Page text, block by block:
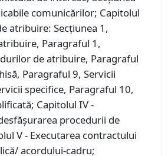
comunicărilor; Capitolul
atribuire: Secțiunea 1,
Paragraful 1,
de atribuire, Paragraful
Paragraful 9, Servicii
specifice, Paragraful 10,
Capitolul IV -
procedurii de
V - Executarea contractului
acordului-cadru;